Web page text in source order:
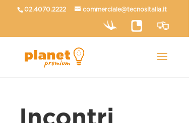
02.4070.2222 commerciale@tecnositalia.it
Incontri